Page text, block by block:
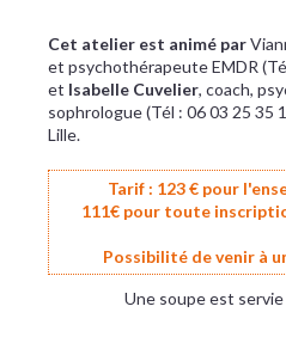
Cet atelier est animé par
et psychothérapeute EMDR
et Isabelle Cuvelier, coach,
sophrologue (Tél : 06 03 25 35
Lille.
Tarif : 123 € pour
111€ pour toute
Possibilité de venir à
Une soupe est